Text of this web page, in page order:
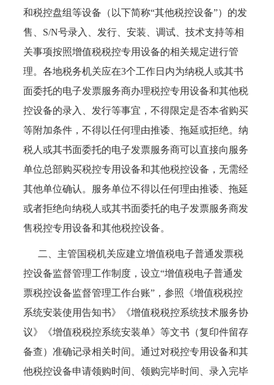
和税控盘组等设备（以下简称“其他税控设备”）的发
售、S/N号录入、发行、安装、调试、技术支持等相
关事项按照增值税税控专用设备的相关规定进行管
理。各地税务机关应在3个工作日内为纳税人或其书
面委托的电子发票服务商办理税控专用设备和其他税
控设备的录入、发行等事宜，不得限定是否本省购买
等附加条件，不得以任何理由推诿、拖延或拒绝。纳
税人或其书面委托的电子发票服务商可以直接向服务
单位总部购买税控专用设备和其他税控设备，无需经
其他单位确认。服务单位不得以任何理由推诿、拖延
或者拒绝向纳税人或其书面委托的电子发票服务商发
售税控专用设备和其他税控设备。
二、主管国税机关应建立增值税电子普通发票税
控设备监督管理工作制度，设立“增值税电子普通发
票税控设备监督管理工作台账”，参照《增值税税控
系统安装使用告知书》《增值税税控系统技术服务协
议》《增值税税控系统安装单》等文书（复印件留存
备查）准确记录相关时间。通过对税控专用设备和其
他税控设备申请领购时间、领购完毕时间、录入完毕